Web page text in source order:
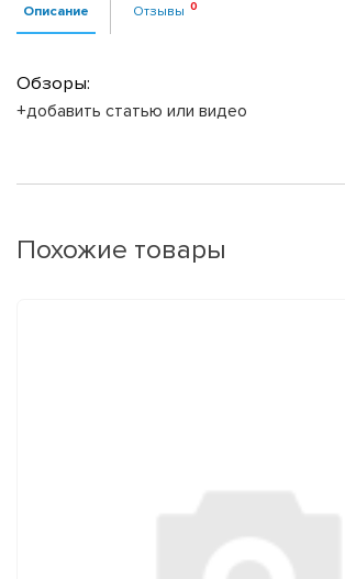
Описание Отзывы
Обзоры:
+добавить статью или видео
Похожие товары